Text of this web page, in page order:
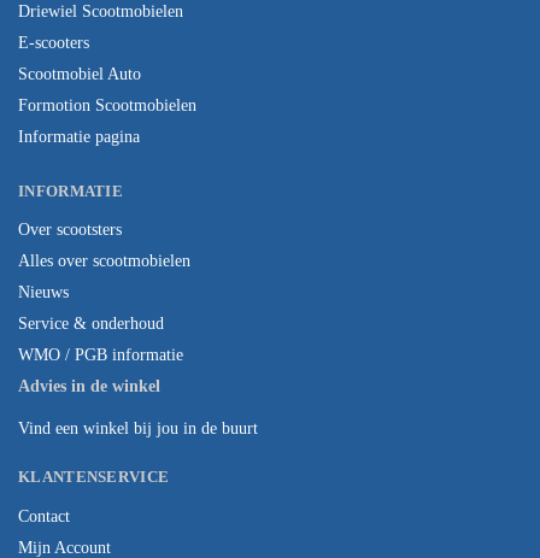
Driewiel Scootmobielen
E-scooters
Scootmobiel Auto
Formotion Scootmobielen
Informatie pagina
INFORMATIE
Over scootsters
Alles over scootmobielen
Nieuws
Service & onderhoud
WMO / PGB informatie
Advies in de winkel
Vind een winkel bij jou in de buurt
KLANTENSERVICE
Contact
Mijn Account